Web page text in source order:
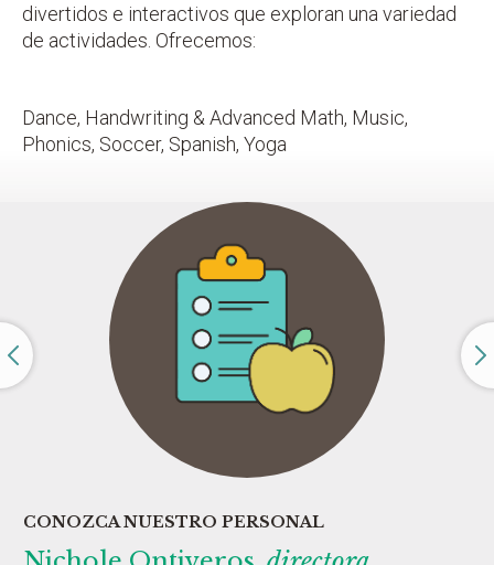
divertidos e interactivos que exploran una variedad
de actividades. Ofrecemos:
Dance, Handwriting & Advanced Math, Music,
Phonics, Soccer, Spanish, Yoga
CONOZCA NUESTRO PERSONAL